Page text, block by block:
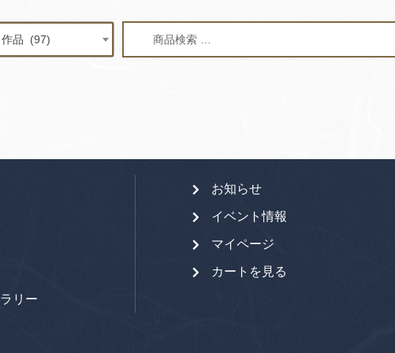
品 (97)
リー
お知らせ
イベント情報
マイページ
カートを見る